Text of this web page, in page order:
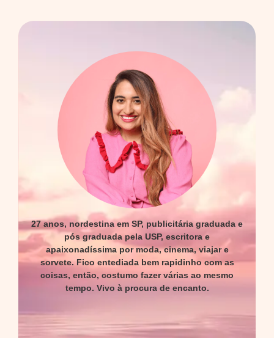
27 anos, nordestina em SP, publicitária graduada e
pós graduada pela USP, escritora e
apaixonadíssima por moda, cinema, viajar e
sorvete. Fico entediada bem rapidinho com as
coisas, então, costumo fazer várias ao mesmo
tempo. Vivo à procura de encanto.